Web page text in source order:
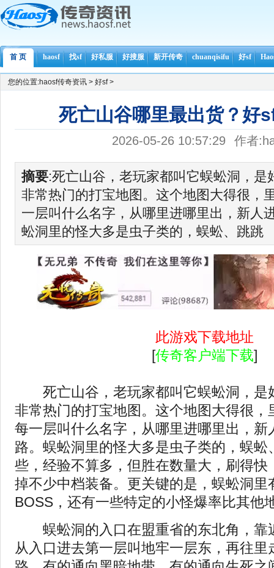
首 页 haosf 找sf 好私服 好搜服 新开传奇 chuanqisifu 好sf
您的位置:haosf传奇资讯 > 好sf>
死亡山谷哪里最出货？好
2026-05-26 10:57:29 作者
摘要:死亡山谷，老玩家都叫它蜈蚣洞，是
非常热门的打宝地图。这个地图大得很，
一层叫什么名字，从哪里进哪里出，新人
蚣洞里的怪大多是虫子类的，蜈蚣、跳跳
此游戏下载地址
[传奇客户端下载]
死亡山谷，老玩家都叫它蜈蚣洞，是
非常热门的打宝地图。这个地图大得很，
每一层叫什么名字，从哪里进哪里出，新
路。蜈蚣洞里的怪大多是虫子类的，蜈蚣
些，经验不算多，但胜在数量大，刷得快
掉不少中档装备。更关键的是，蜈蚣洞里
BOSS，还有一些特定的小怪爆率比其他
蜈蚣洞的入口在盟重省的东北角，靠
从入口进去第一层叫地牢一层东，再往里